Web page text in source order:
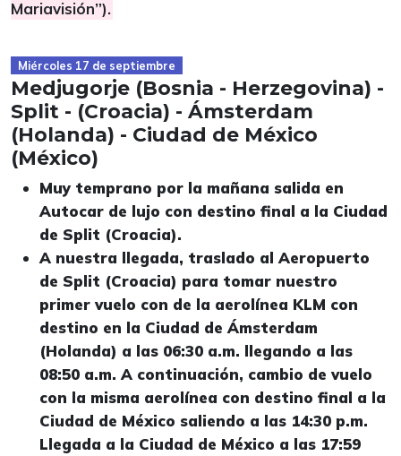
Mariavisión”).
Miércoles 17 de septiembre
Medjugorje (Bosnia - Herzegovina) -
Split - (Croacia) - Ámsterdam
(Holanda) - Ciudad de México
(México)
Muy temprano por la mañana salida en
Autocar de lujo con destino final a la Ciudad
de Split (Croacia).
A nuestra llegada, traslado al Aeropuerto
de Split (Croacia) para tomar nuestro
primer vuelo con de la aerolínea KLM con
destino en la Ciudad de Ámsterdam
(Holanda) a las 06:30 a.m. llegando a las
08:50 a.m. A continuación, cambio de vuelo
con la misma aerolínea con destino final a la
Ciudad de México saliendo a las 14:30 p.m.
Llegada a la Ciudad de México a las 17:59